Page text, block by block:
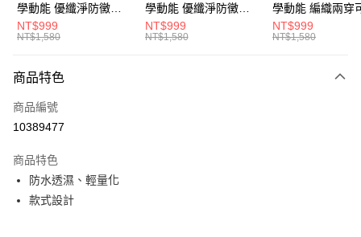
ATM付款
宅配
每筆NT$80，滿NT$990(含以上)免運費
付款後門市自取
每筆NT$80，滿NT$699(含以上)免運費
學動能 優纖淨防黴抑
菌 休閒鞋(女
231624551)
NT$999
NT$1,580
學動能 優纖淨防黴抑
菌 休閒鞋(女
231624541)
NT$999
NT$1,580
學動能 編織兩穿
式後跟 輕便鞋 運
(女231624441)
NT$999
NT$1,580
商品特色
商品編號
10389477
商品特色
防水透濕、輕量化
款式設計